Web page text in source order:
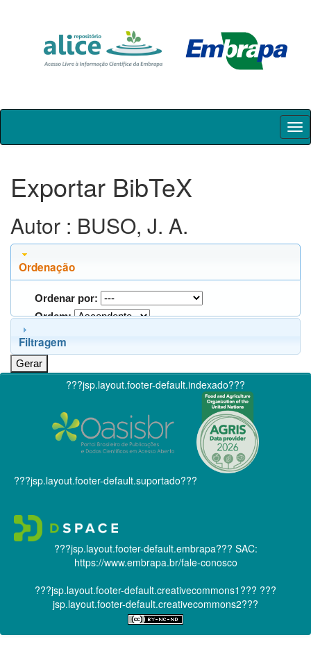
Skip
Exportar BibTeX
Autor : BUSO, J. A.
Ordenação
Ordenar por:
Ordem:
Filtragem
???jsp.layout.footer-default.indexado???
???jsp.layout.footer-default.suportado???
???jsp.layout.footer-default.embrapa??? SAC:
https://www.embrapa.br/fale-conosco
???jsp.layout.footer-default.creativecommons1??? ???
jsp.layout.footer-default.creativecommons2???